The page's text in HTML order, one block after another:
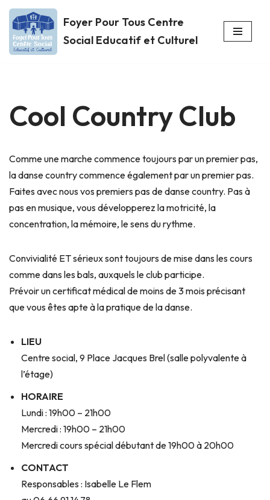
Aller
au
Foyer Pour Tous Centre
Social Educatif et Culturel
Cool Country Club
Comme une marche commence toujours par un premier pas,
la danse country commence également par un premier pas.
Faites avec nous vos premiers pas de danse country. Pas à
pas en musique, vous développerez la motricité, la
concentration, la mémoire, le sens du rythme.
Convivialité ET sérieux sont toujours de mise dans les cours
comme dans les bals, auxquels le club participe.
Prévoir un certificat médical de moins de 3 mois précisant
que vous êtes apte à la pratique de la danse.
LIEU
Centre social, 9 Place Jacques Brel (salle polyvalente à
l’étage)
HORAIRE
Lundi : 19h00 – 21h00
Mercredi : 19h00 – 21h00
Mercredi cours spécial débutant de 19h00 à 20h00
CONTACT
Responsables : Isabelle Le Flem